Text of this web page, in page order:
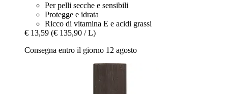
Per pelli secche e sensibili
Protegge e idrata
Ricco di vitamina E e acidi grassi
€ 13,59 (€ 135,90 / L)
Consegna entro il giorno 12 agosto